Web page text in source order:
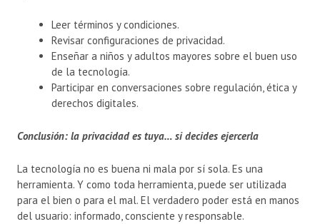
Leer términos y condiciones.
Revisar configuraciones de privacidad.
Enseñar a niños y adultos mayores sobre el buen uso
de la tecnología.
Participar en conversaciones sobre regulación, ética y
derechos digitales.
Conclusión: la privacidad es tuya… si decides ejercerla
La tecnología no es buena ni mala por sí sola. Es una
herramienta. Y como toda herramienta, puede ser utilizada
para el bien o para el mal. El verdadero poder está en manos
del usuario: informado, consciente y responsable.